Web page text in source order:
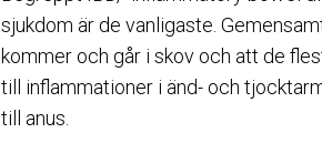
sjukdom är de vanligaste.
kommer och går i skov och att de
till inflammationer i änd- och
till anus.